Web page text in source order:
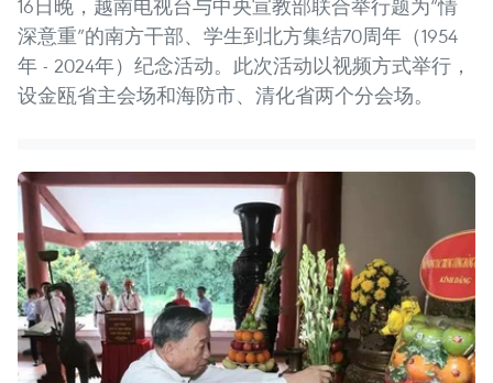
16日晚，越南电视台与中央宣教部联合举行题为“情
深意重”的南方干部、学生到北方集结70周年（1954
年 - 2024年）纪念活动。此次活动以视频方式举行，
设金瓯省主会场和海防市、清化省两个分会场。